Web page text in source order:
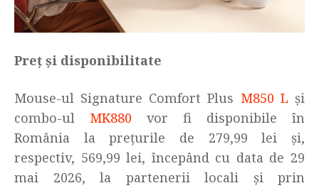
Preț și disponibilitate
Mouse-ul Signature Comfort Plus M850 L și
combo-ul MK880 vor fi disponibile în
România la prețurile de 279,99 lei și,
respectiv, 569,99 lei, începând cu data de 29
mai 2026, la partenerii locali și prin